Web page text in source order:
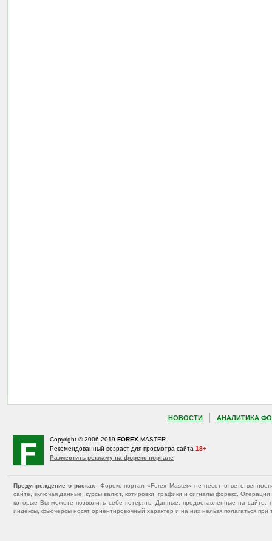
НОВОСТИ АНАЛИТИКА
Copyright © 2006-2019 FOREX MASTER
Рекомендованный возраст для просмотра сайта 18+
Разместить рекламу на форекс портале
Предупреждение о рисках : Форекс портал «Forex Master» не несет
сайте, включая данные, курсы валют, котировки, графики и сигналы форекс.
которые Вы можете позволить себе потерять. Данные, предоставленные на
индексы, фьючерсы носят ориентировочный характер и на них нельзя полагаться при